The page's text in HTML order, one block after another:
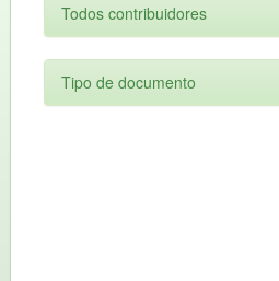
Todos contribuidores
Tipo de documento